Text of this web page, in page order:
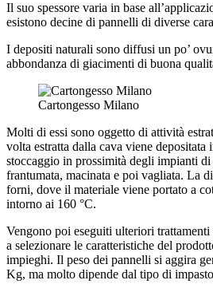
Il suo spessore varia in base
esistono decine di pannelli di diverse
I depositi naturali sono diffusi un po’
abbondanza di giacimenti di buona
Cartongesso Milano
Molti di essi sono oggetto di attività
volta estratta dalla cava viene depositata
stoccaggio in prossimità degli impianti
frantumata, macinata e poi vagliata. La
forni, dove il materiale viene portato a
intorno ai 160 °C.
Vengono poi eseguiti ulteriori
a selezionare le caratteristiche del
impieghi. Il peso dei pannelli si aggira
Kg, ma molto dipende dal tipo di